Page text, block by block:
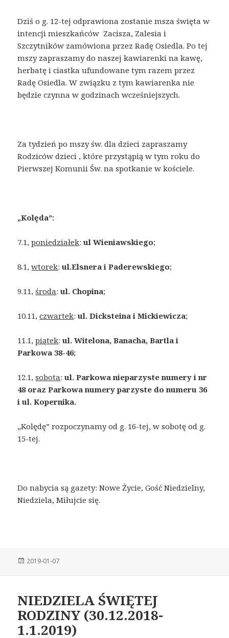
Dziś o g. 12-tej odprawiona zostanie msza święta w
intencji mieszkańców Zacisza, Zalesia i
Szczytników zamówiona przez Radę Osiedla. Po tej
mszy zapraszamy do naszej kawiarenki na kawę,
herbatę i ciastka ufundowane tym razem przez
Radę Osiedla. W związku z tym kawiarenka nie
będzie czynna w godzinach wcześniejszych.
Za tydzień po mszy św. dla dzieci zapraszamy
Rodziców dzieci , które przystąpią w tym roku do
Pierwszej Komunii Św. na spotkanie w kościele.
„Kolęda”:
7.1,poniedziałek:ul Wieniawskiego;
8.1,wtorek: ul.Elsnera i Paderewskiego;
9.11,środa:ul. Chopina;
10.11,czwartek:ul. Dicksteina i Mickiewicza;
11.1,piątek:ul. Witelona, Banacha, Bartla i
Parkowa 38-46;
12.1,sobota:ul. Parkowa nieparzyste numery i nr
48 oraz Parkowa numery parzyste do numeru 36
i ul. Kopernika.
„Kolędę” rozpoczynamy od g. 16-tej, w sobotę od g.
15-tej.
Do nabycia są gazety: Nowe Życie, Gość Niedzielny,
Niedziela, Miłujcie się.
Posted
2019-01-07
NIEDZIELA ŚWIĘTEJ
RODZINY (30.12.2018-
1.1.2019)